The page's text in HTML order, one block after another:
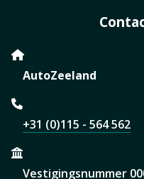
AutoZeeland
+31 (0)115 - 564 562
Vestigingsnummer